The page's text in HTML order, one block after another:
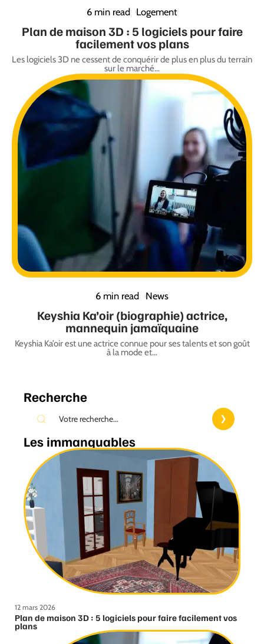
6 min read Logement
Plan de maison 3D : 5 logiciels pour faire
facilement vos plans
Les logiciels 3D ne cessent de conquérir de plus en plus du terrain
sur le marché…
6 min read News
Keyshia Ka’oir (biographie) actrice,
mannequin jamaïquaine
Keyshia Ka’oir est une actrice connue pour ses talents et son goût
à la mode et…
Recherche
Les immanquables
12 mars 2026
Plan de maison 3D : 5 logiciels pour faire facilement vos
plans